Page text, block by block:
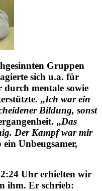
Gruppen
sich u.a. für
mentale sowie
„Ich war ein
Bildung, sonst
„Das
Der Kampf war mir
Unbeugsamer,
Uhr erhielten wir
ihm. Er schrieb: